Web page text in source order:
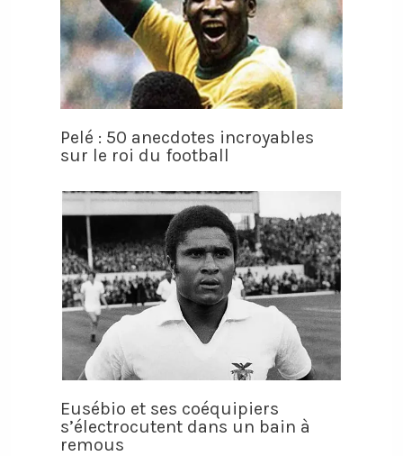
Pelé : 50 anecdotes incroyables
sur le roi du football
Eusébio et ses coéquipiers
s’électrocutent dans un bain à
remous